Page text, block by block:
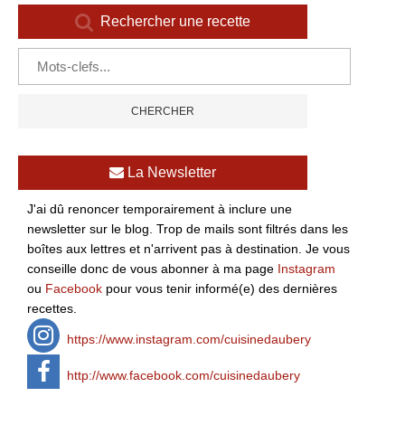
Rechercher une recette
La Newsletter
J'ai dû renoncer temporairement à inclure une
newsletter sur le blog. Trop de mails sont filtrés dans les
boîtes aux lettres et n'arrivent pas à destination. Je vous
conseille donc de vous abonner à ma page Instagram
ou Facebook pour vous tenir informé(e) des dernières
recettes.
https://www.instagram.com/cuisinedaubery
http://www.facebook.com/cuisinedaubery